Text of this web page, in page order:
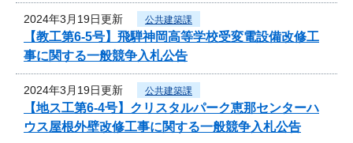
2024年3月19日更新 公共建築課
【教工第6-5号】飛騨神岡高等学校受変電設備改修工
事に関する一般競争入札公告
2024年3月19日更新 公共建築課
【地ス工第6-4号】クリスタルパーク恵那センターハ
ウス屋根外壁改修工事に関する一般競争入札公告